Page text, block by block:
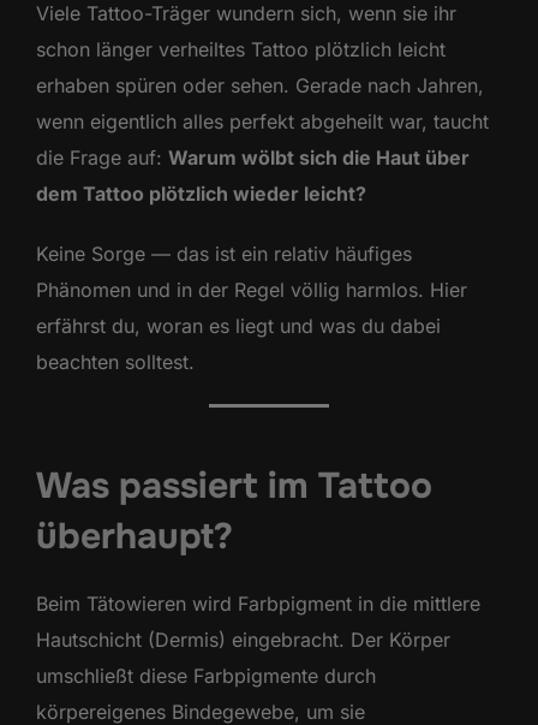
Viele Tattoo-Träger wundern sich, wenn sie ihr
schon länger verheiltes Tattoo plötzlich leicht
erhaben spüren oder sehen. Gerade nach Jahren,
wenn eigentlich alles perfekt abgeheilt war, taucht
die Frage auf: Warum wölbt sich die Haut über
dem Tattoo plötzlich wieder leicht?
Keine Sorge — das ist ein relativ häufiges
Phänomen und in der Regel völlig harmlos. Hier
erfährst du, woran es liegt und was du dabei
beachten solltest.
Was passiert im Tattoo
überhaupt?
Beim Tätowieren wird Farbpigment in die mittlere
Hautschicht (Dermis) eingebracht. Der Körper
umschließt diese Farbpigmente durch
körpereigenes Bindegewebe, um sie